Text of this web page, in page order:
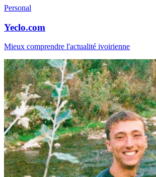
Personal
Yeclo.com
Mieux comprendre l'actualité ivoirienne